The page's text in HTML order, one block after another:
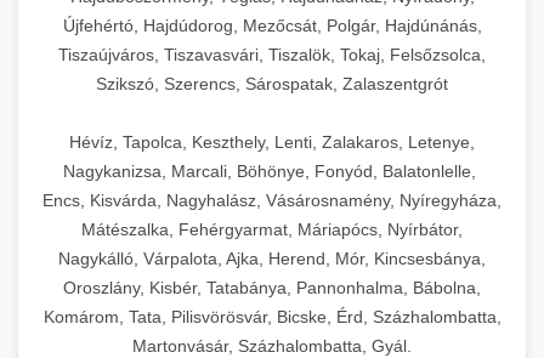
Újfehértó, Hajdúdorog, Mezőcsát, Polgár, Hajdúnánás,
Tiszaújváros, Tiszavasvári, Tiszalök, Tokaj, Felsőzsolca,
Szikszó, Szerencs, Sárospatak, Zalaszentgrót
Hévíz, Tapolca, Keszthely, Lenti, Zalakaros, Letenye,
Nagykanizsa, Marcali, Böhönye, Fonyód, Balatonlelle,
Encs, Kisvárda, Nagyhalász, Vásárosnamény, Nyíregyháza,
Mátészalka, Fehérgyarmat, Máriapócs, Nyírbátor,
Nagykálló, Várpalota, Ajka, Herend, Mór, Kincsesbánya,
Oroszlány, Kisbér, Tatabánya, Pannonhalma, Bábolna,
Komárom, Tata, Pilisvörösvár, Bicske, Érd, Százhalombatta,
Martonvásár, Százhalombatta, Gyál.